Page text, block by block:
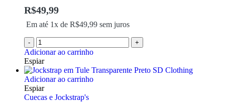
R$49,99
Em até 1x de R$49,99 sem juros
- +
Adicionar ao carrinho
Espiar
Adicionar ao carrinho
Espiar
Cuecas e Jockstrap's